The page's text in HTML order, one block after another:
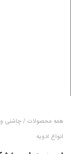
همه محصولات / چاشنی و
انواع ادویه